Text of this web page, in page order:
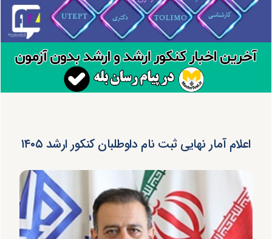
اعلام آمار نهایی ثبت نام داوطلبان کنکور ارشد ۱۴۰۵